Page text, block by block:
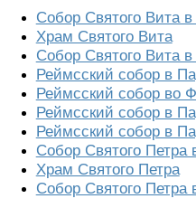
Собор Святого Вита в
Храм Святого Вита
Собор Святого Вита в
Реймсский собор в
Реймсский собор во
Реймсский собор в
Реймсский собор в
Собор Святого Петра
Храм Святого Петра
Собор Святого Петра